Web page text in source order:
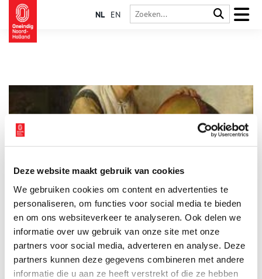
Deze website maakt gebruik van cookies
We gebruiken cookies om content en advertenties te
personaliseren, om functies voor social media te bieden
en om ons websiteverkeer te analyseren. Ook delen we
informatie over uw gebruik van onze site met onze
partners voor social media, adverteren en analyse. Deze
partners kunnen deze gegevens combineren met andere
informatie die u aan ze heeft verstrekt of die ze hebben
NL EN
Coffeeshops, de wallen, altijd fietsen en een plat accent: al
deze zaken worden beschouwd als ‘typisch Amsterdams’. Of al
deze kenmerken opgaan voor elke Amsterdammer valt echter
te betwisten. Ook in de zeventiende eeuw bestonden er een
aantal typische gebruiken, waarmee de Amsterdammer zich
onderscheidde van buitenpoorters.